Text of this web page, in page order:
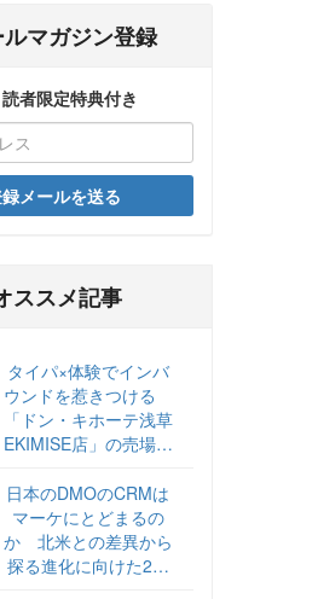
ルマガジン登録
者限定特典付き
メールを送る
ススメ記事
タイパ×体験でインバ
ウンドを惹きつける
「ドン・キホーテ浅草
EKIMISE店」の売場づ
日本のDMOのCRMは
マーケにとどまるの
か 北米との差異から
探る進化に向けた2ス